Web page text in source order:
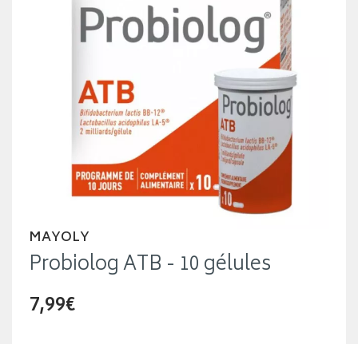
MAYOLY
Probiolog ATB - 10 gélules
7,99€